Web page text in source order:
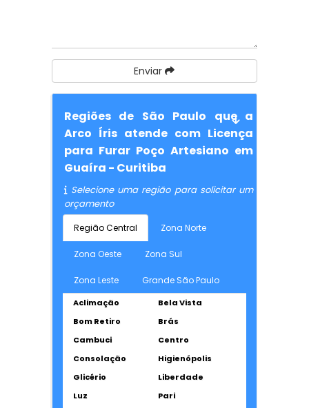
Enviar
Regiões de São Paulo que a
Arco Íris atende com Licença
para Furar Poço Artesiano em
Guaíra - Curitiba
Selecione uma região para solicitar um
orçamento
Região Central Zona Norte
Zona Oeste Zona Sul
Zona Leste Grande São Paulo
Aclimação
Bela Vista
Bom Retiro
Brás
Cambuci
Centro
Consolação
Higienópolis
Glicério
Liberdade
Luz
Pari